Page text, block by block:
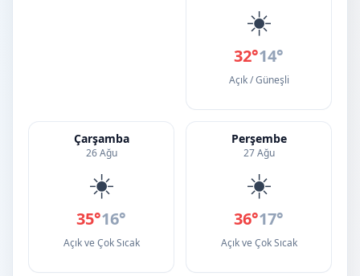
☀️
32°14°
Açık / Güneşli
Çarşamba
26 Ağu
☀️
35°16°
Açık ve Çok Sıcak
Perşembe
27 Ağu
☀️
36°17°
Açık ve Çok Sıcak